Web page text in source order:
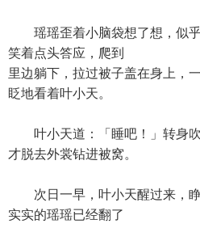
瑶瑶歪着小脑袋想了想，似乎
笑着点头答应，爬到
里边躺下，拉过被子盖在身上，
眨地看着叶小天。
叶小天道：「睡吧！」转身吹
才脱去外裳钻进被窝。
次日一早，叶小天醒过来，睁
实实的瑶瑶已经翻了